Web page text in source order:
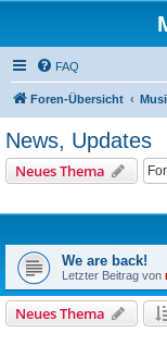
FAQ
Foren-Übersicht
News, Updates
Neues Thema
We are back!
Letzter Beitrag von
Neues Thema